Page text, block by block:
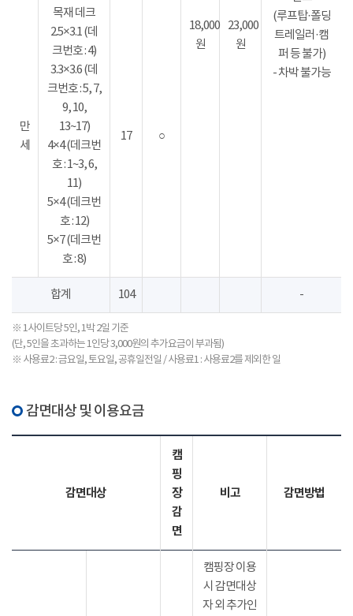
18,000
원
23,000
원
(루프탑·폴딩
트레일러·캠
퍼 등 불가)
- 차박 불가능
만
세
목재 데크
2.5×3.1 (데
크번호 : 4)
3.3×3.6 (데
크번호 : 5, 7,
9, 10,
13~17)
4×4 (데크번
호 : 1~3, 6,
11)
5×4 (데크번
호 : 12)
5×7 (데크번
호 : 8)
17 ○
합계 104 -
※ 1사이트당 5인, 1박 2일 기준
(단, 5인을 초과하는 1인당 3,000원의 추가요금이 부과됨)
※ 사용료2 : 금요일, 토요일, 공휴일전일 / 사용료1 : 사용료2를 제외한 일
감면대상 및 이용요금
감면대상
캠
핑
장
감
면
비고 감면방법
캠핑장 이용
시 감면대상
자 외 추가인